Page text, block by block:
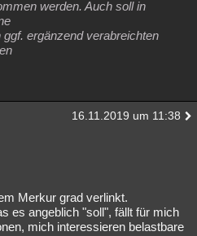
werden. Auch soll in
ergänzend verabreichten
16.11.2019 um 11:38
Merkur grad verlinkt.
es angeblich "soll", fällt für mich
mich interessieren belastbare